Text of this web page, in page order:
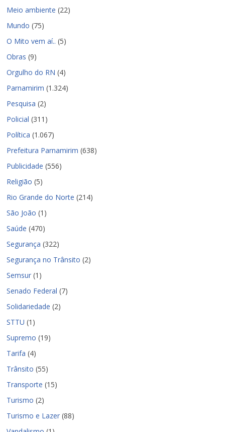
Meio ambiente (22)
Mundo (75)
O Mito vem aí.. (5)
Obras (9)
Orgulho do RN (4)
Parnamirim (1.324)
Pesquisa (2)
Policial (311)
Política (1.067)
Prefeitura Parnamirim (638)
Publicidade (556)
Religião (5)
Rio Grande do Norte (214)
São João (1)
Saúde (470)
Segurança (322)
Segurança no Trânsito (2)
Semsur (1)
Senado Federal (7)
Solidariedade (2)
STTU (1)
Supremo (19)
Tarifa (4)
Trânsito (55)
Transporte (15)
Turismo (2)
Turismo e Lazer (88)